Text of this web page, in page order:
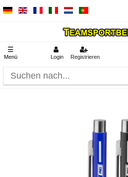
☰
Menü Login Registrieren